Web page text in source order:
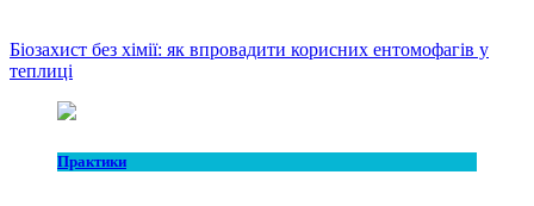
Біозахист без хімії: як впровадити корисних ентомофагів у
теплиці
Практики